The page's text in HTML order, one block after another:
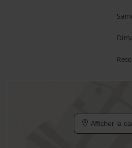
Afficher la